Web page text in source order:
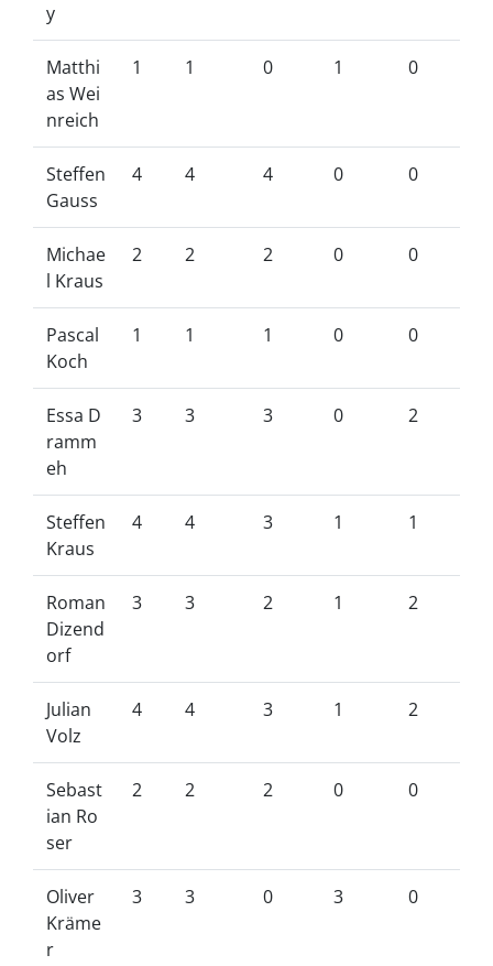
y
Matthi
as Wei
nreich
1 1 0 1 0
Steffen
Gauss
4 4 4 0 0
Michae
l Kraus
2 2 2 0 0
Pascal
Koch
1 1 1 0 0
Essa D
ramm
eh
3 3 3 0 2
Steffen
Kraus
4 4 3 1 1
Roman
Dizend
orf
3 3 2 1 2
Julian
Volz
4 4 3 1 2
Sebast
ian Ro
ser
2 2 2 0 0
Oliver
Kräme
r
3 3 0 3 0